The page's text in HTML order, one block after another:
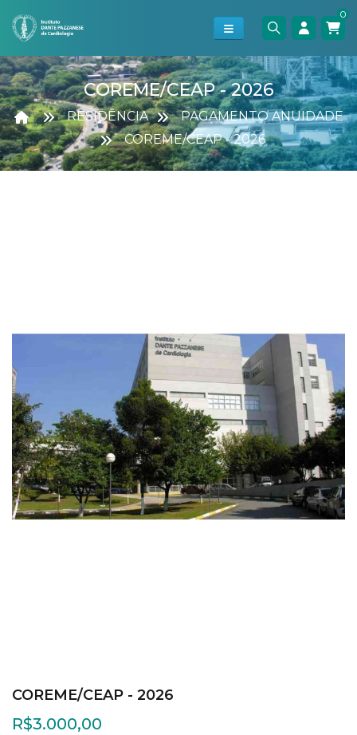
0
COREME/CEAP - 2026
RESIDÊNCIA
PAGAMENTO ANUIDADE
COREME/CEAP - 2026
COREME/CEAP - 2026
R$3.000,00